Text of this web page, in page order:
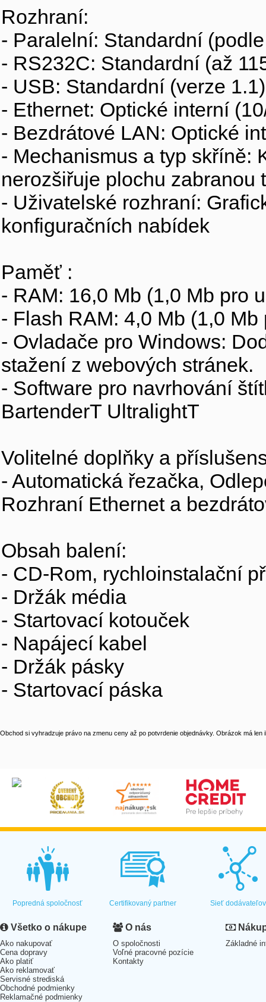
Rozhraní:
- Paralelní: Standardní
- RS232C: Standardní (až
- USB: Standardní (verze
- Ethernet: Optické interní
- Bezdrátové LAN: Optické
- Mechanismus a typ skříně:
nerozšiřuje plochu zabranou
- Uživatelské rozhraní:
konfiguračních nabídek
Paměť :
- RAM: 16,0 Mb (1,0 Mb pro
- Flash RAM: 4,0 Mb (1,0
- Ovladače pro Windows:
stažení z webových stránek.
- Software pro navrhování
BartenderT UltralightT
Volitelné doplňky a
- Automatická řezačka,
Rozhraní Ethernet a
Obsah balení:
- CD-Rom, rychloinstalační
- Držák média
- Startovací kotouček
- Napájecí kabel
- Držák pásky
- Startovací páska
Obchod si vyhradzuje právo na zmenu ceny až po potvrdenie objednávky. Obrázok má len
Popredná spoločnosť Certifikovaný partner Sieť dodávateľov
Všetko o nákupe
Ako nakupovať
Cena dopravy
Ako platiť
Ako reklamovať
Servisné strediská
Obchodné podmienky
Reklamačné podmienky
O nás
O spoločnosti
Voľné pracovné pozície
Kontakty
Základné